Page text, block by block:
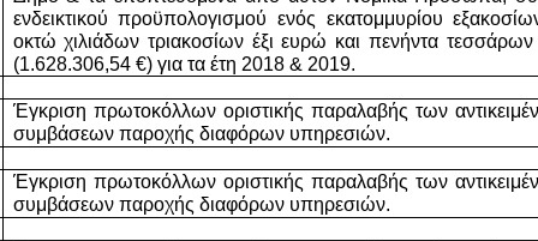
ενδεικτικού προϋπολογισμού ενός εκατομμυρίου
οκτώ χιλιάδων τριακοσίων έξι ευρώ και πενήντα
(1.628.306,54 €) για τα έτη 2018 & 2019.
Έγκριση πρωτοκόλλων οριστικής παραλαβής των
συμβάσεων παροχής διαφόρων υπηρεσιών.
Έγκριση πρωτοκόλλων οριστικής παραλαβής των
συμβάσεων παροχής διαφόρων υπηρεσιών.